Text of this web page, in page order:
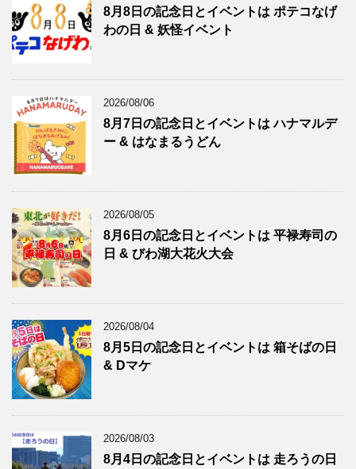
8月8日の記念日とイベントは ポテコなげ
わの日 & 妖怪イベント
2026/08/06
8月7日の記念日とイベントは ハナマルデ
ー & はなまるうどん
2026/08/05
8月6日の記念日とイベントは 平禄寿司の
日 & びわ湖大花火大会
2026/08/04
8月5日の記念日とイベントは 箱そばの日
& Dマケ
2026/08/03
8月4日の記念日とイベントは 走ろうの日